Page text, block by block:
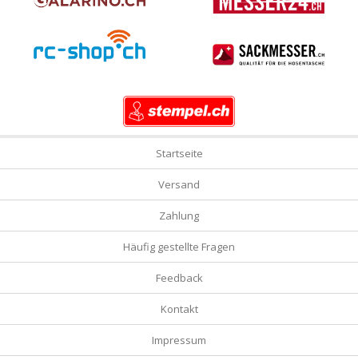
Startseite
Versand
Zahlung
Häufig gestellte Fragen
Feedback
Kontakt
Impressum